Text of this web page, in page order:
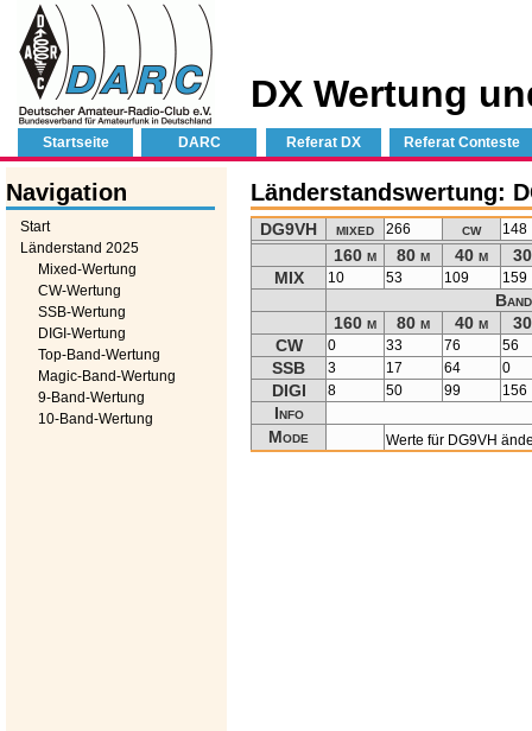
DX Wertung
Startseite DARC Referat DX Referat Conteste
Navigation
Start
Länderstand 2025
Mixed-Wertung
CW-Wertung
SSB-Wertung
DIGI-Wertung
Top-Band-Wertung
Magic-Band-Wertung
9-Band-Wertung
10-Band-Wertung
Länderstandswertung:
DG9VH mixed 266 cw 148
160 m 80 m 40 m
MIX
10 53 109 159
160 m
80 m 40 m
CW
0 33 76 56
SSB 3 17 64 0
DIGI 8 50 99 156
Info
Mode
Werte für DG9VH